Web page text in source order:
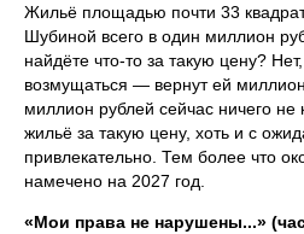
Жильё площадью почти 33
Шубиной всего в один миллион
найдёте что‑то за такую цену?
возмущаться — вернут ей
миллион рублей сейчас ничего не
жильё за такую цену, хоть и с
привлекательно. Тем более что
намечено на 2027 год.
«Мои права не нарушены...»